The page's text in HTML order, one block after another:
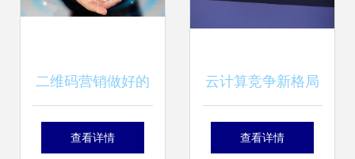
二维码营销做好的
要注意什么 有哪些
查看详情
云计算竞争新格局
阿里云领跑，谷歌
查看详情